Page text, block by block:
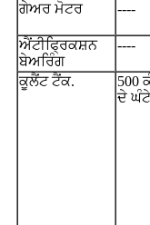
ਗੇਅਰ ਮੋਟਰ
----
ਐਂਟੀਫ੍ਰਿਕਸ਼ਨ
ਬੇਅਰਿੰਗ
----
ਕੂਲੈਂਟ ਟੈਂਕ.
500
ਦੇ ਘੰਟੇ